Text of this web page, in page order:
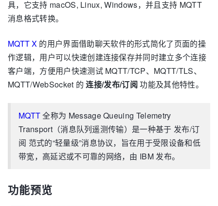
具，它支持 macOS, Linux, Windows，并且支持 MQTT
消息格式转换。
MQTT X 的用户界面借助聊天软件的形式简化了页面的操
作逻辑，用户可以快速创建连接保存并同时建立多个连接
客户端，方便用户快速测试 MQTT/TCP、MQTT/TLS、
MQTT/WebSocket 的 连接/发布/订阅功能及其他特性。
MQTT全称为 Message Queuing Telemetry
Transport（消息队列遥测传输）是一种基于 发布/订
阅 范式的“轻量级”消息协议，旨在用于受限设备和低
带宽，高延迟或不可靠的网络，由 IBM 发布。
功能预览